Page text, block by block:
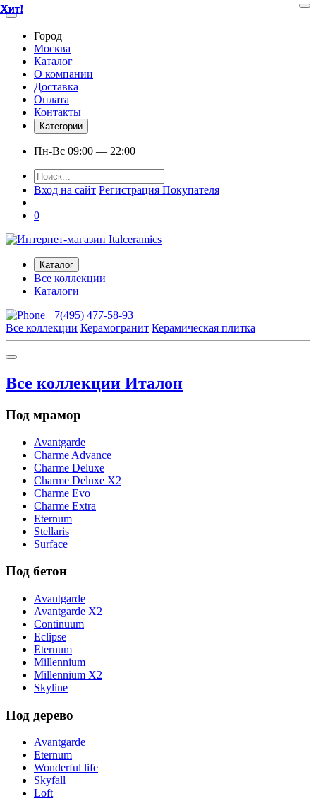
Город
Москва
Каталог
О компании
Доставка
Оплата
Контакты
Категории
Пн-Вс 09:00 — 22:00
Вход на сайт Регистрация Покупателя
0
Каталог
Все коллекции
Каталоги
+7(495) 477-58-93
Все коллекции Керамогранит Керамическая плитка
Все коллекции Италон
Под мрамор
Avantgarde
Charme Advance
Charme Deluxe
Charme Deluxe X2
Charme Evo
Charme Extra
Eternum
Stellaris
Surface
Под бетон
Avantgarde
Avantgarde X2
Continuum
Eclipse
Eternum
Millennium
Millennium X2
Skyline
Под дерево
Avantgarde
Eternum
Wonderful life
Skyfall
Loft
Хит!
Хит!
Хит!
Хит!
Хит!